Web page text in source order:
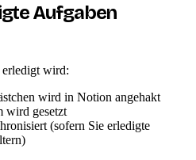
Aufgaben
wird:
wird in Notion angehakt
wird gesetzt
(sofern Sie erledigte